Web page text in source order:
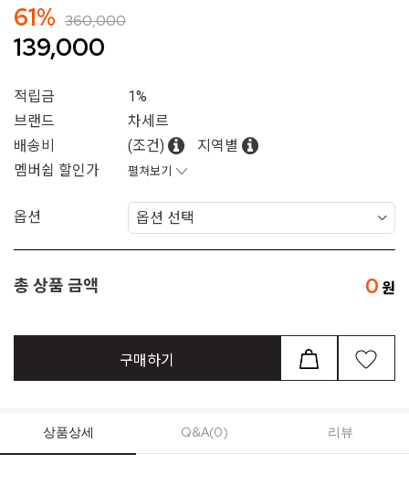
61% 360,000
139,000
적립금
1%
브랜드
차세르
배송비
(조건)
지역별
멤버쉽 할인가
펼쳐보기
옵션
총 상품 금액 0
구매하기
상품상세 Q&A(0) 리뷰